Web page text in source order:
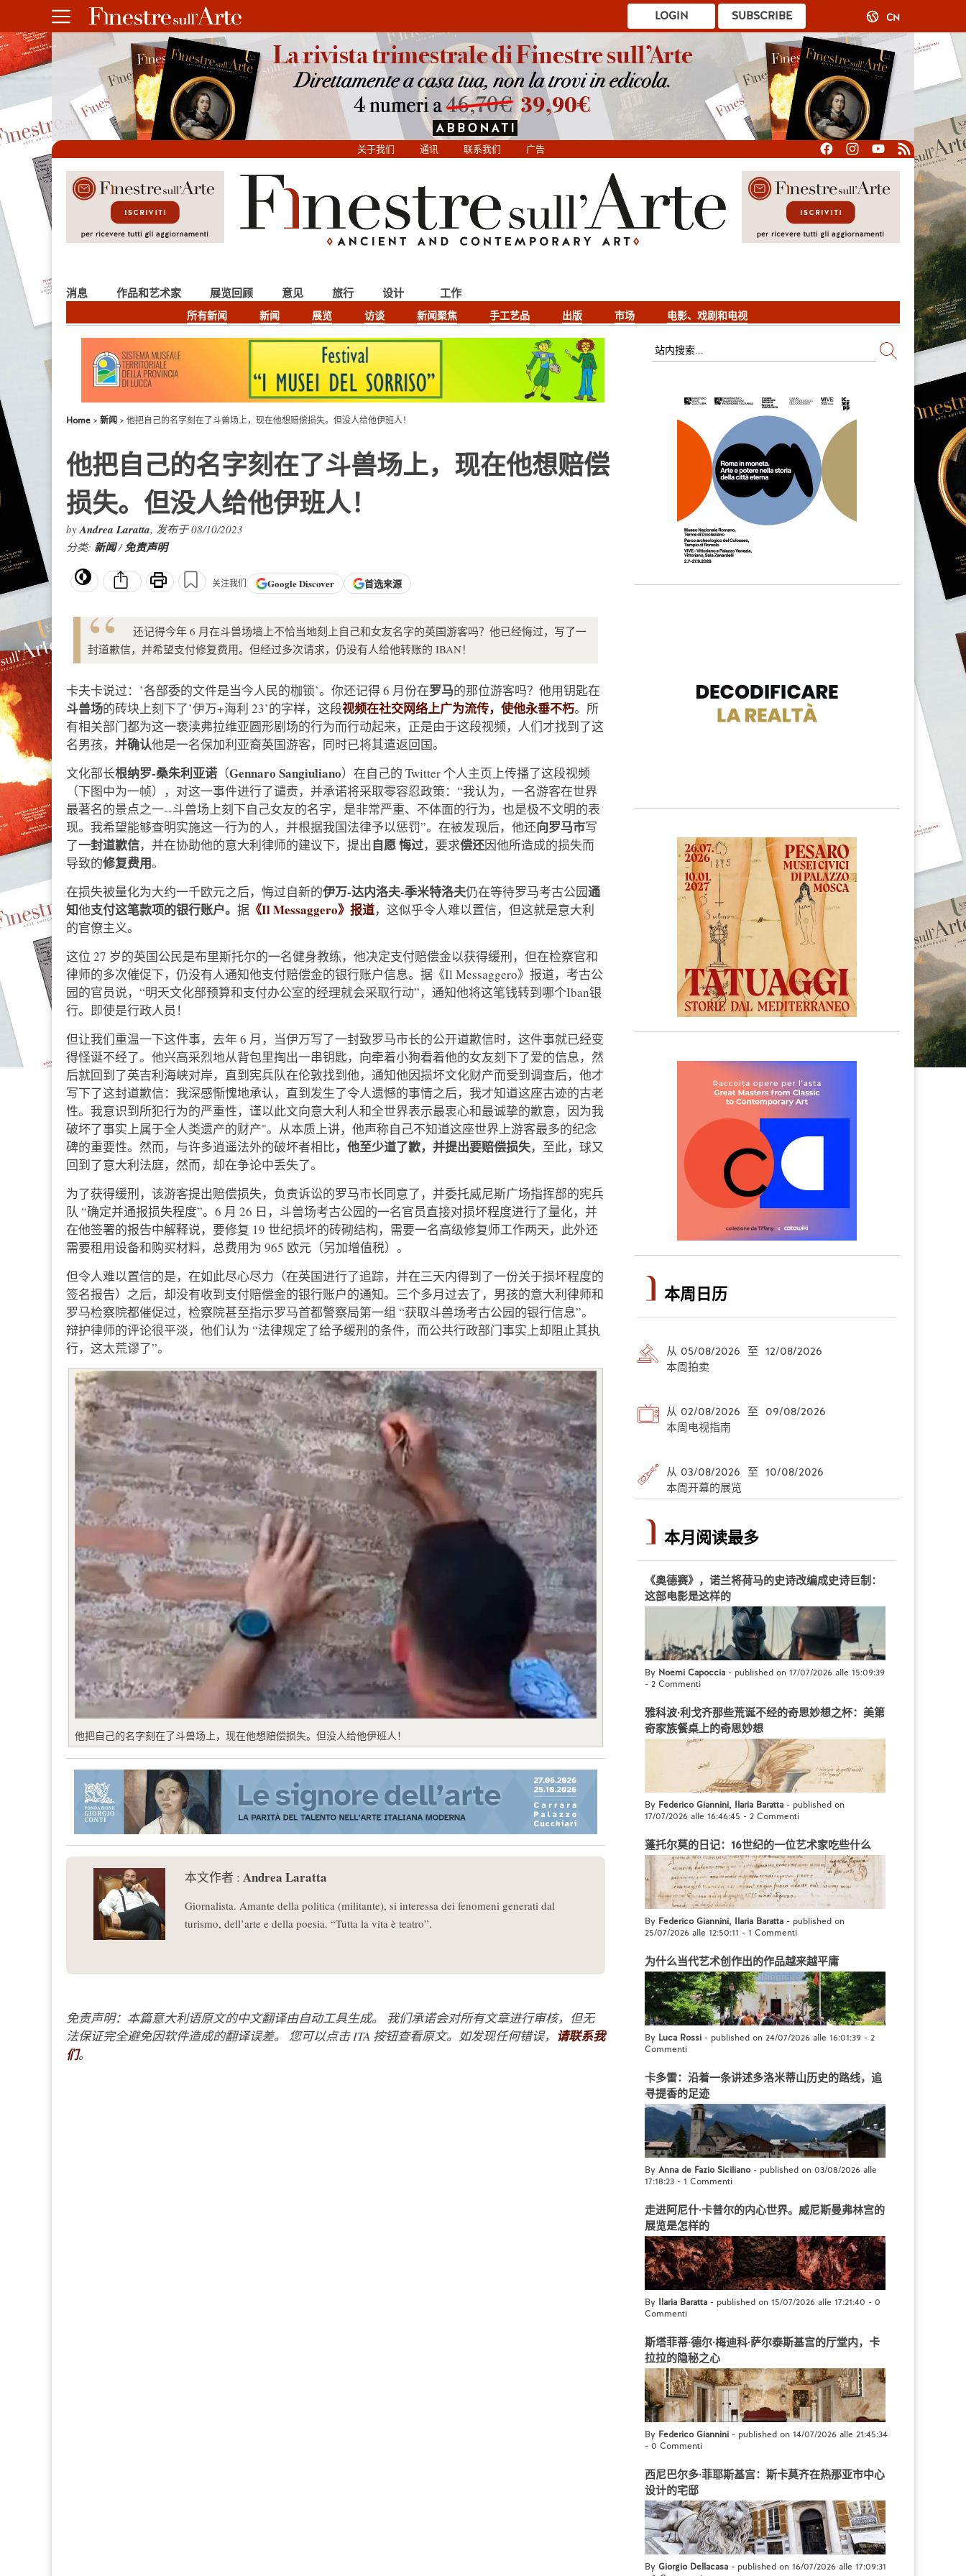
SUBSCRIBE
LOGIN CN
关于我们 通讯 联系我们 广告
消息
所有新闻 新闻 展览 访谈 新闻聚焦 手工艺品 出版 市场 电影、戏剧和电视
作品和艺术家 展览回顾 意见 旅行 设计 工作
Home 新闻 他把自己的名字刻在了斗兽场上，现在他想赔偿损失。但没人给他伊班人！
他把自己的名字刻在了斗兽场上，现在他想赔偿
损失。但没人给他伊班人！
byAndrea Laratta, 发布于 08/10/2023
分类: 新闻/免责声明
关注我们 GoogleDiscover 首选来源
还记得今年 6 月在斗兽场墙上不恰当地刻上自己和女友名字的英国游客吗？他已经悔过，写了一
封道歉信，并希望支付修复费用。但经过多次请求，仍没有人给他转账的 IBAN！
卡夫卡说过：’各部委的文件是当今人民的枷锁’。你还记得 6 月份在罗马的那位游客吗？他用钥匙在
斗兽场的砖块上刻下了’伊万+海利 23’的字样，这段视频在社交网络上广为流传，使他永垂不朽。所
有相关部门都为这一亵渎弗拉维亚圆形剧场的行为而行动起来，正是由于这段视频，人们才找到了这
名男孩， 并确认他是一名保加利亚裔英国游客，同时已将其遣返回国。
文化部长根纳罗-桑朱利亚诺 （Gennaro Sangiuliano）在自己的 Twitter 个人主页上传播了这段视频
（下图中为一帧），对这一事件进行了谴责，并承诺将采取零容忍政策：“我认为，一名游客在世界
最著名的景点之一--斗兽场上刻下自己女友的名字，是非常严重、不体面的行为，也是极不文明的表
现。我希望能够查明实施这一行为的人，并根据我国法律予以惩罚”。在被发现后，他还向罗马市写
了一封道歉信，并在协助他的意大利律师的建议下，提出自愿悔过，要求偿还因他所造成的损失而
导致的修复费用。
在损失被量化为大约一千欧元之后，悔过自新的伊万-达内洛夫-季米特洛夫仍在等待罗马考古公园通
知他支付这笔款项的银行账户。 据 《Il Messaggero》报道，这似乎令人难以置信，但这就是意大利
的官僚主义。
这位 27 岁的英国公民是布里斯托尔的一名健身教练，他决定支付赔偿金以获得缓刑，但在检察官和
律师的多次催促下，仍没有人通知他支付赔偿金的银行账户信息。据《Il Messaggero》报道，考古公
园的官员说，“明天文化部预算和支付办公室的经理就会采取行动”，通知他将这笔钱转到哪个Iban银
行。即使是行政人员！
但让我们重温一下这件事，去年 6 月，当伊万写了一封致罗马市长的公开道歉信时，这件事就已经变
得怪诞不经了。他兴高采烈地从背包里掏出一串钥匙，向牵着小狗看着他的女友刻下了爱的信息，然
后就回到了英吉利海峡对岸，直到宪兵队在伦敦找到他，通知他因损坏文化财产而受到调查后，他才
写下了这封道歉信：我深感惭愧地承认，直到发生了令人遗憾的事情之后，我才知道这座古迹的古老
性。我意识到所犯行为的严重性，谨以此文向意大利人和全世界表示最衷心和最诚挚的歉意，因为我
破坏了事实上属于全人类遗产的财产"。从本质上讲，他声称自己不知道这座世界上游客最多的纪念
碑的重要性。然而，与许多逍遥法外的破坏者相比，他至少道了歉，并提出要赔偿损失，至此，球又
回到了意大利法庭，然而，却在争论中丢失了。
为了获得缓刑，该游客提出赔偿损失，负责诉讼的罗马市长同意了，并委托威尼斯广场指挥部的宪兵
队 “确定并通报损失程度”。6 月 26 日，斗兽场考古公园的一名官员直接对损坏程度进行了量化，并
在他签署的报告中解释说，要修复 19 世纪损坏的砖砌结构，需要一名高级修复师工作两天，此外还
需要租用设备和购买材料，总费用为 965 欧元（另加增值税）。
但令人难以置信的是，在如此尽心尽力（在英国进行了追踪，并在三天内得到了一份关于损坏程度的
签名报告）之后，却没有收到支付赔偿金的银行账户的通知。三个多月过去了，男孩的意大利律师和
罗马检察院都催促过，检察院甚至指示罗马首都警察局第一组 “获取斗兽场考古公园的银行信息”。
辩护律师的评论很平淡，他们认为 “法律规定了给予缓刑的条件，而公共行政部门事实上却阻止其执
行，这太荒谬了”。
他把自己的名字刻在了斗兽场上，现在他想赔偿损失。但没人给他伊班人！
本文作者 : Andrea Laratta
Giornalista. Amante della politica (militante), si interessa dei fenomeni generati dal
turismo, dell’arte e della poesia. “Tutta la vita è teatro”.
免责声明：本篇意大利语原文的中文翻译由自动工具生成。 我们承诺会对所有文章进行审核，但无
法保证完全避免因软件造成的翻译误差。 您可以点击 ITA 按钮查看原文。如发现任何错误， 请联系我
们。
本周日历
从 05/08/2026 至 12/08/2026
本周拍卖
从 02/08/2026 至 09/08/2026
本周电视指南
从 03/08/2026 至 10/08/2026
本周开幕的展览
本月阅读最多
《奥德赛》，诺兰将荷马的史诗改编成史诗巨制：
这部电影是这样的
By Noemi Capoccia - published on 17/07/2026 alle 15:09:39
- 2 Commenti
雅科波·利戈齐那些荒诞不经的奇思妙想之杯：美第
奇家族餐桌上的奇思妙想
By Federico Giannini, Ilaria Baratta - published on
17/07/2026 alle 16:46:45 - 2 Commenti
蓬托尔莫的日记：16世纪的一位艺术家吃些什么
By Federico Giannini, Ilaria Baratta - published on
25/07/2026 alle 12:50:11 - 1 Commenti
为什么当代艺术创作出的作品越来越平庸
By Luca Rossi - published on 24/07/2026 alle 16:01:39 - 2
Commenti
卡多雷：沿着一条讲述多洛米蒂山历史的路线，追
寻提香的足迹
By Anna de Fazio Siciliano- published on 03/08/2026 alle
17:18:23 - 1 Commenti
走进阿尼什·卡普尔的内心世界。威尼斯曼弗林宫的
展览是怎样的
By Ilaria Baratta - published on 15/07/2026 alle 17:21:40 - 0
Commenti
斯塔菲蒂·德尔·梅迪科·萨尔泰斯基宫的厅堂内，卡
拉拉的隐秘之心
By Federico Giannini - published on 14/07/2026 alle 21:45:34
- 0 Commenti
西尼巴尔多·菲耶斯基宫：斯卡莫齐在热那亚市中心
设计的宅邸
By Giorgio Dellacasa - published on 16/07/2026 alle 17:09:31